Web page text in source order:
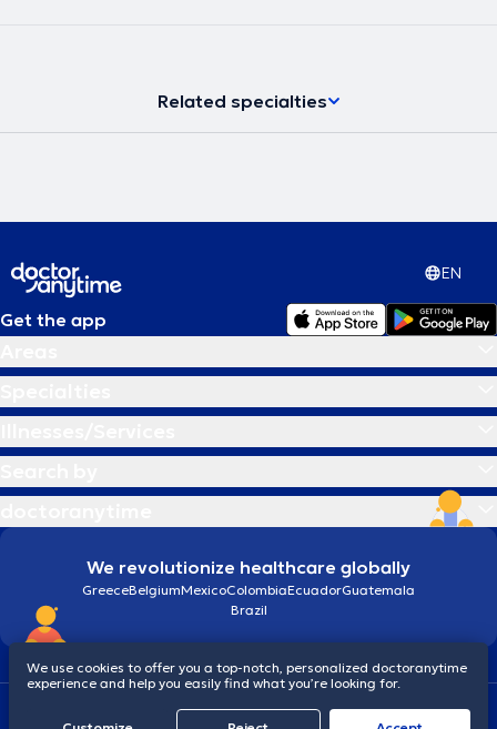
Related specialties
EN
Get the app
We revolutionize healthcare globally
GreeceBelgiumMexicoColombiaEcuadorGuatemala
Brazil
Cookiesdoctoranytime: Data Protection Policy
We use cookies to offer you a top-notch, personalized doctoranytime
experience and help you easily find what you’re looking for.